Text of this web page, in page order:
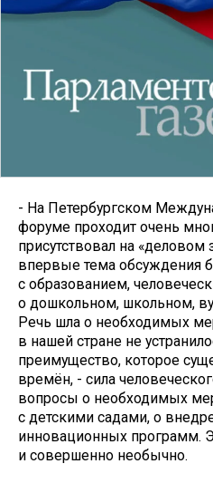
- На Петербургском
форуме проходит очень
присутствовал на «деловом
впервые тема обсуждения
с образованием,
о дошкольном, школьном,
Речь шла о необходимых
в нашей стране не
преимущество, которое
времён, - сила
вопросы о необходимых
с детскими садами, о
инновационных программ.
и совершенно необычно.